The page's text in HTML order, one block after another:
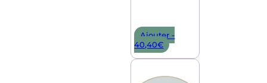
Ajouter -
40,40€